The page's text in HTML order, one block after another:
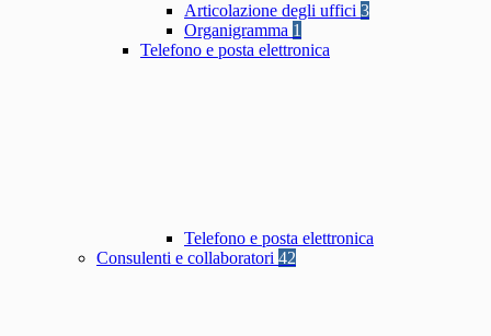
Articolazione degli uffici 3
Organigramma 1
Telefono e posta elettronica
Telefono e posta elettronica
Consulenti e collaboratori 42